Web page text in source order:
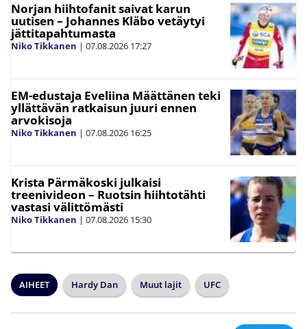
Norjan hiihtofanit saivat karun
uutisen – Johannes Kläbo vetäytyi
jättitapahtumasta
Niko Tikkanen | 07.08.2026 17:27
EM-edustaja Eveliina Määttänen teki
yllättävän ratkaisun juuri ennen
arvokisoja
Niko Tikkanen | 07.08.2026 16:25
Krista Pärmäkoski julkaisi
treenivideon – Ruotsin hiihtotähti
vastasi välittömästi
Niko Tikkanen | 07.08.2026 15:30
AIHEET Hardy Dan Muut lajit UFC